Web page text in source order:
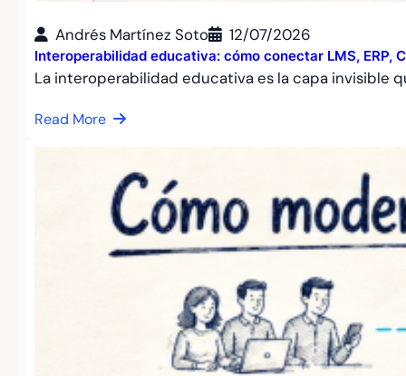
Andrés Martínez Soto 12/07/2026
Interoperabilidad educativa: cómo conectar LMS, ERP,
La interoperabilidad educativa es la capa invisible
Read More